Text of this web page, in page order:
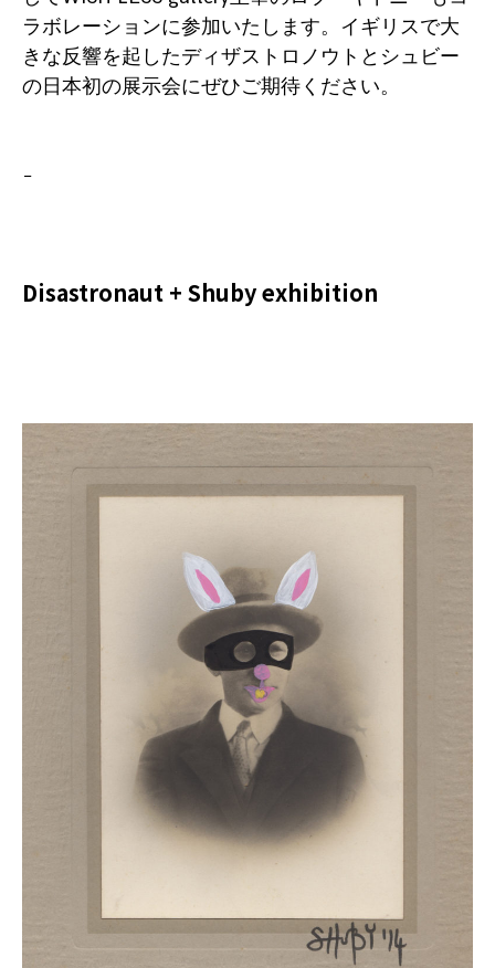
ラボレーションに参加いたします。イギリスで大
きな反響を起したディザストロノウトとシュビー
の日本初の展示会にぜひご期待ください。
–
Disastronaut + Shuby exhibition